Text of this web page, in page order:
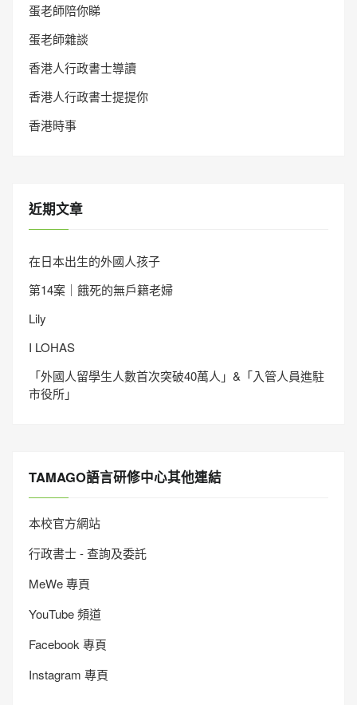
蛋老師陪你睇
蛋老師雜談
香港人行政書士導讀
香港人行政書士提提你
香港時事
近期文章
在日本出生的外國人孩子
第14案｜餓死的無戶籍老婦
Lily
I LOHAS
「外國人留學生人數首次突破40萬人」&「入管人員進駐
市役所」
TAMAGO語言研修中心其他連結
本校官方網站
行政書士 - 查詢及委託
MeWe 專頁
YouTube 頻道
Facebook 專頁
Instagram 專頁